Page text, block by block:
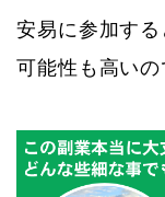
安易に参加す
可能性も高いの